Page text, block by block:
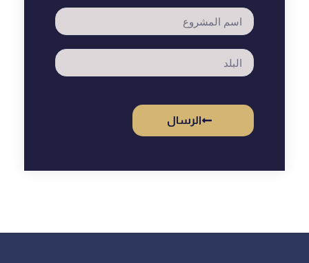
الرسال